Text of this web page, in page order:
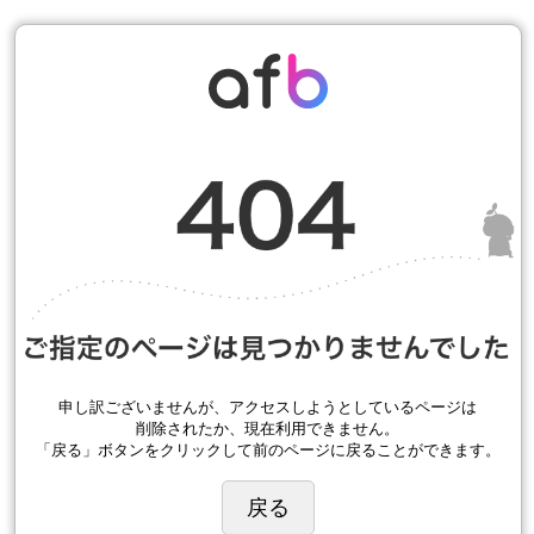
申し訳ございませんが、アクセスしようとしているページは
削除されたか、現在利用できません。
「戻る」ボタンをクリックして前のページに戻ることができます。
戻る